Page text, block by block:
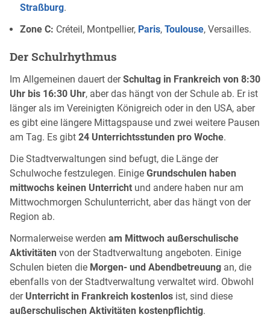
Straßburg.
Zone C: Créteil, Montpellier, Paris, Toulouse, Versailles.
Der Schulrhythmus
Im Allgemeinen dauert derSchultag in Frankreich von 8:30
Uhr bis 16:30 Uhr, aber das hängt von der Schule ab. Er ist
länger als im Vereinigten Königreich oder in den USA, aber
es gibt eine längere Mittagspause und zwei weitere Pausen
am Tag. Es gibt 24 Unterrichtsstunden pro Woche.
Die Stadtverwaltungen sind befugt, die Länge der
Schulwoche festzulegen. Einige Grundschulen haben
mittwochs keinen Unterricht und andere haben nur am
Mittwochmorgen Schulunterricht, aber das hängt von der
Region ab.
Normalerweise werden am Mittwoch außerschulische
Aktivitäten von der Stadtverwaltung angeboten. Einige
Schulen bieten die Morgen- und Abendbetreuung an, die
ebenfalls von der Stadtverwaltung verwaltet wird. Obwohl
der Unterricht in Frankreich kostenlos ist, sind diese
außerschulischen Aktivitäten kostenpflichtig.